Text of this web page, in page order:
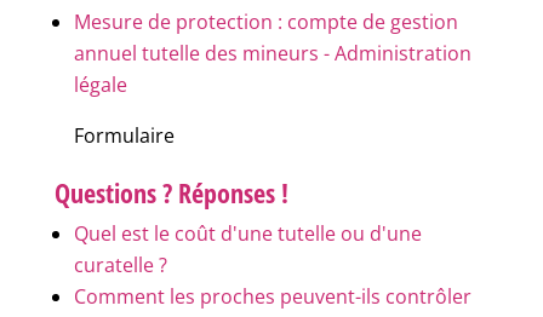
Mesure de protection : compte de gestion
annuel tutelle des mineurs - Administration
légale
Formulaire
Questions ? Réponses !
Quel est le coût d'une tutelle ou d'une
curatelle ?
Comment les proches peuvent-ils contrôler